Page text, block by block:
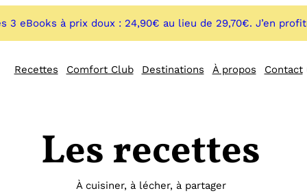
3 eBooks à prix doux : 24,90€ au lieu de 29,70€. J’en
Recettes Comfort Club Destinations À propos Contact
Les recettes
À cuisiner, à lécher, à partager